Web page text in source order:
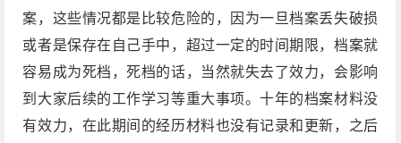
案，这些情况都是比较危险的，因为一旦档案丢失破损
或者是保存在自己手中，超过一定的时间期限，档案就
容易成为死档，死档的话，当然就失去了效力，会影响
到大家后续的工作学习等重大事项。十年的档案材料没
有效力，在此期间的经历材料也没有记录和更新，之后